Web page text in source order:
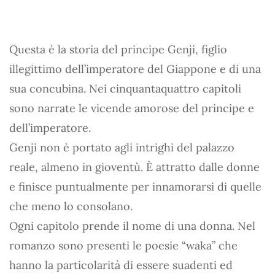
Questa è la storia del principe Genji, figlio
illegittimo dell’imperatore del Giappone e di una
sua concubina. Nei cinquantaquattro capitoli
sono narrate le vicende amorose del principe e
dell’imperatore.
Genji non è portato agli intrighi del palazzo
reale, almeno in gioventù. È attratto dalle donne
e finisce puntualmente per innamorarsi di quelle
che meno lo consolano.
Ogni capitolo prende il nome di una donna. Nel
romanzo sono presenti le poesie “waka” che
hanno la particolarità di essere suadenti ed